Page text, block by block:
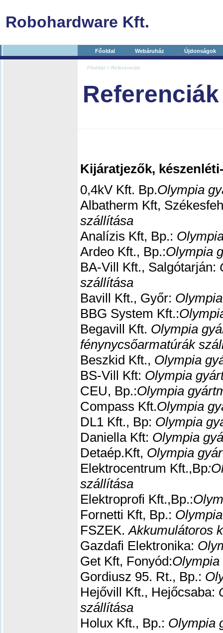
Robohardware Kft.
Főoldal Webáruház Újdonságok
Főoldal > Referenciák
Referenciák
Kijáratjezők,
0,4kV Kft. Bp.Olympia
Albatherm Kft,
szállítása
Analízis Kft, Bp.:
Ardeo Kft., Bp.:Olympia
BA-Vill Kft., Salgótarján:
szállítása
Bavill Kft., Győr:
BBG System Kft.:
Begavill Kft. Olympia
fénynycsőarmatúrák
Beszkid Kft., Olympia
BS-Vill Kft: Olympia
CEU, Bp.:Olympia
Compass Kft.Olympia
DL1 Kft., Bp: Olympia
Daniella Kft: Olympia
Detaép.Kft, Olympia
Elektrocentrum Kft.,Bp
szállítása
Elektroprofi Kft.,Bp.:
Fornetti Kft, Bp.:
FSZEK.Akkumulátoros
Gazdafi Elektronika:
Get Kft, Fonyód:
Gordiusz 95. Rt., Bp.:
Hejővill Kft., Hejőcsaba:
szállítása
Holux Kft., Bp.: Olympia